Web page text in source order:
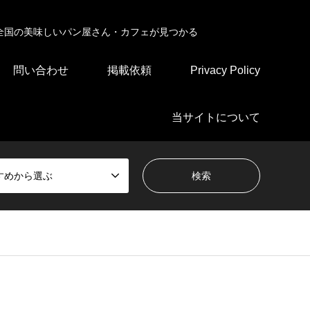
の美味しいパン屋さん・カフェが見つかる
問い合わせ 掲載依頼 Privacy Policy
当サイトについて
めから選ぶ